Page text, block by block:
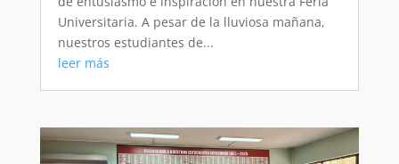
Universitaria. A pesar de la lluviosa mañana,
nuestros estudiantes de...
leer más